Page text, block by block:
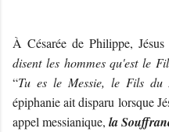
À Césarée de Philippe,
disent les hommes qu'est le
“Tu es le Messie, le Fils du
épiphanie ait disparu lorsque
appel messianique, la